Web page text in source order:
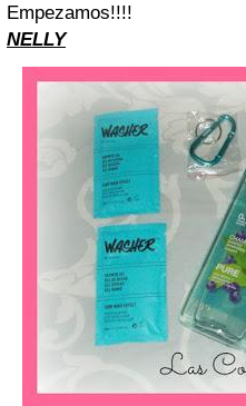
Empezamos!!!!
NELLY